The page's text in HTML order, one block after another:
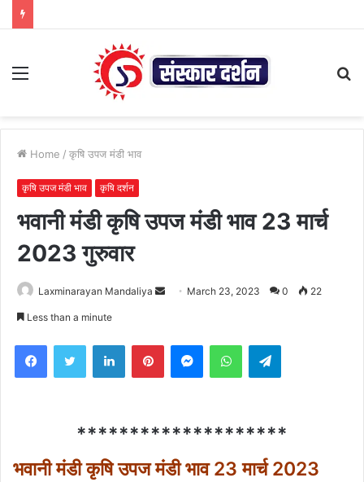
Menu
Home / कृषि उपज मंडी भाव
कृषि उपज मंडी भाव कृषि दर्शन
भवानी मंडी कृषि उपज मंडी भाव 23 मार्च
2023 गुरुवार
Laxminarayan Mandaliya
Send March 23, 2023 0 22
Less than a minute
FacebookTwitter LinkedInPinterestMessengerWhatsAppTelegram
********************
भवानी मंडी कृषि उपज मंडी भाव 23 मार्च 2023